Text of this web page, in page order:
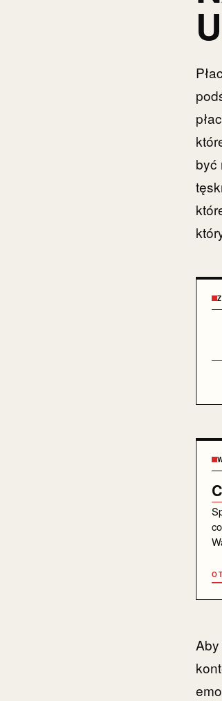
być